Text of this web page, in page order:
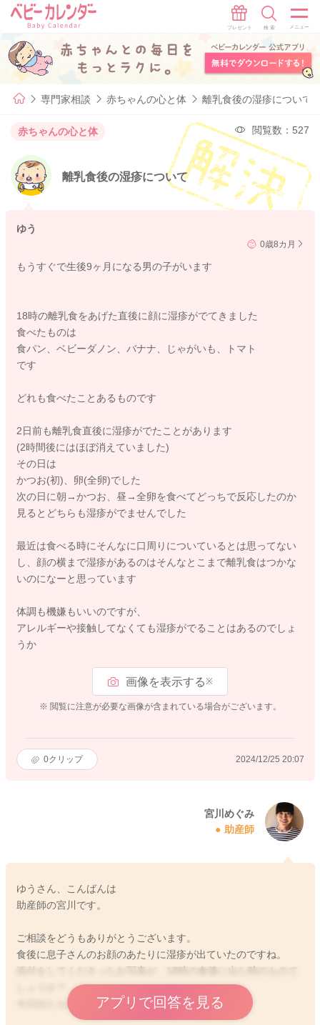
専門家相談 赤ちゃんの心と体 離乳食後の湿疹について
赤ちゃんの心と体 閲覧数：527
離乳食後の湿疹について
ゆう
0歳8カ月
もうすぐで生後9ヶ月になる男の子がいます
18時の離乳食をあげた直後に顔に湿疹がでてきました
食べたものは
食パン、ベビーダノン、バナナ、じゃがいも、トマト
です
どれも食べたことあるものです
2日前も離乳食直後に湿疹がでたことがあります
(2時間後にはほぼ消えていました)
その日は
かつお(初)、卵(全卵)でした
次の日に朝→かつお、昼→全卵を食べてどっちで反応したのか
見るとどちらも湿疹がでませんでした
最近は食べる時にそんなに口周りについているとは思ってない
し、顔の横まで湿疹があるのはそんなとこまで離乳食はつかな
いのになーと思っています
体調も機嫌もいいのですが、
アレルギーや接触してなくても湿疹がでることはあるのでしょ
うか
画像を表示する※
※ 閲覧に注意が必要な画像が含まれている場合がございます。
0クリップ 2024/12/25 20:07
宮川めぐみ
助産師
ゆうさん、こんばんは
助産師の宮川です。
ご相談をどうもありがとうございます。
食後に息子さんのお顔のあたりに湿疹が出ていたのですね。
添付をしてくださったお写真が、18時の食後に出た時のもので
今日出たものも、その後消失していますか？
アプリで回答を見る